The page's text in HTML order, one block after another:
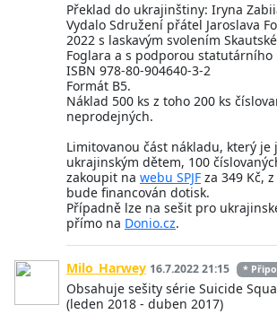
Překlad do ukrajinštiny: Iryna
Vydalo Sdružení přátel Jaroslava
2022 s laskavým svolením
Foglara a s podporou statutárního
ISBN 978-80-904640-3-2
Formát B5.
Náklad 500 ks z toho 200 ks
neprodejných.
Limitovanou část nákladu, který je
ukrajinským dětem, 100
zakoupit na webu SPJF za 349 Kč,
bude financován dotisk.
Případně lze na sešit pro
přímo na Donio.cz.
Milo_Harwey 16.7.2022 21:15 *
Obsahuje sešity série Suicide
(leden 2018 - duben 2017)